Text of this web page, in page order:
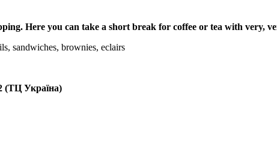
Here you can take a short break for coffee or tea with very,
sandwiches, brownies, eclairs
(ТЦ Україна)